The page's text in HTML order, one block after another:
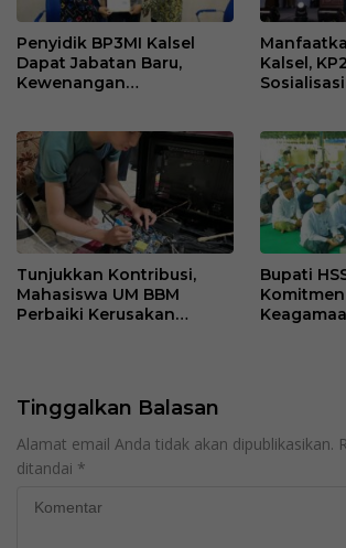
Penyidik BP3MI Kalsel
Dapat Jabatan Baru,
Kewenangan
Kalsel,
Tunjukkan Kontribusi,
Mahasiswa UM BBM
Perbaiki Kerusakan
Bupati
Tinggalkan Balasan
Alamat email Anda tidak akan dipublikasikan.
ditandai *